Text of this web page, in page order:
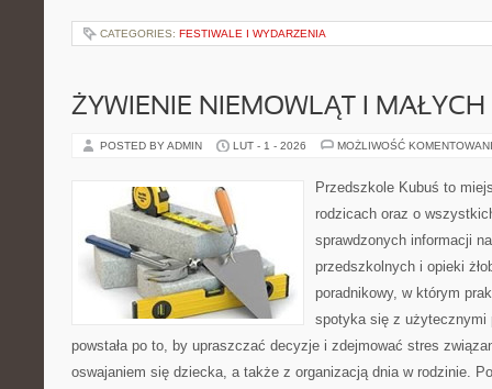
CATEGORIES: FESTIWALE I WYDARZENIA
ŻYWIENIE NIEMOWLĄT I MAŁYCH
POSTED BY ADMIN LUT - 1 - 2026 MOŻLIWOŚĆ
Przedszkole Kubuś to
rodzicach oraz o
sprawdzonych informacji
przedszkolnych i opieki
poradnikowy, w którym
spotyka się z użytecznymi
powstała po to, by upraszczać decyzje i zdejmować stres
oswajaniem się dziecka, a także z organizacją dnia w rodzinie.